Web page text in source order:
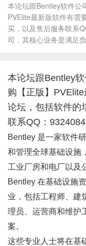
本论坛跟Bentley软件公
PVElite最新版软件有需
买，以及售后服务联系
司，其核心业务是满足
本论坛跟Bentley
购【正版】
论坛，包括软件的
联系QQ：
Bentley 是一家软件
和管理全球基础设施
工业厂房和电厂以及
Bentley 在基础设施
业，包括工程师、建
理员、运营商和维护
案。
这些专业人士将在基